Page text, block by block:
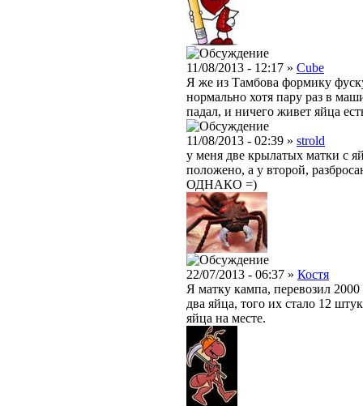
11/08/2013 - 12:17 » Cube
Я же из Тамбова формику
нормально хотя пару раз в
падал, и ничего живет яйца
11/08/2013 - 02:39 » strold
у меня две крылатых матки с
положено, а у второй,
ОДНАКО =)
22/07/2013 - 06:37 » Костя
Я матку кампа, перевозил
два яйца, того их стало 12
яйца на месте.